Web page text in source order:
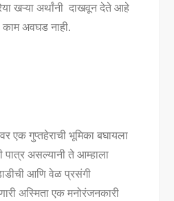
खऱ्या अर्थांनी दाखवून देते आहे
अवघड नाही.
एक गुप्तहेराची भूमिका बघायला
पात्र असल्यानी ते आम्हाला
आणि वेळ प्रसंगी
अस्मिता एक मनोरंजनकारी